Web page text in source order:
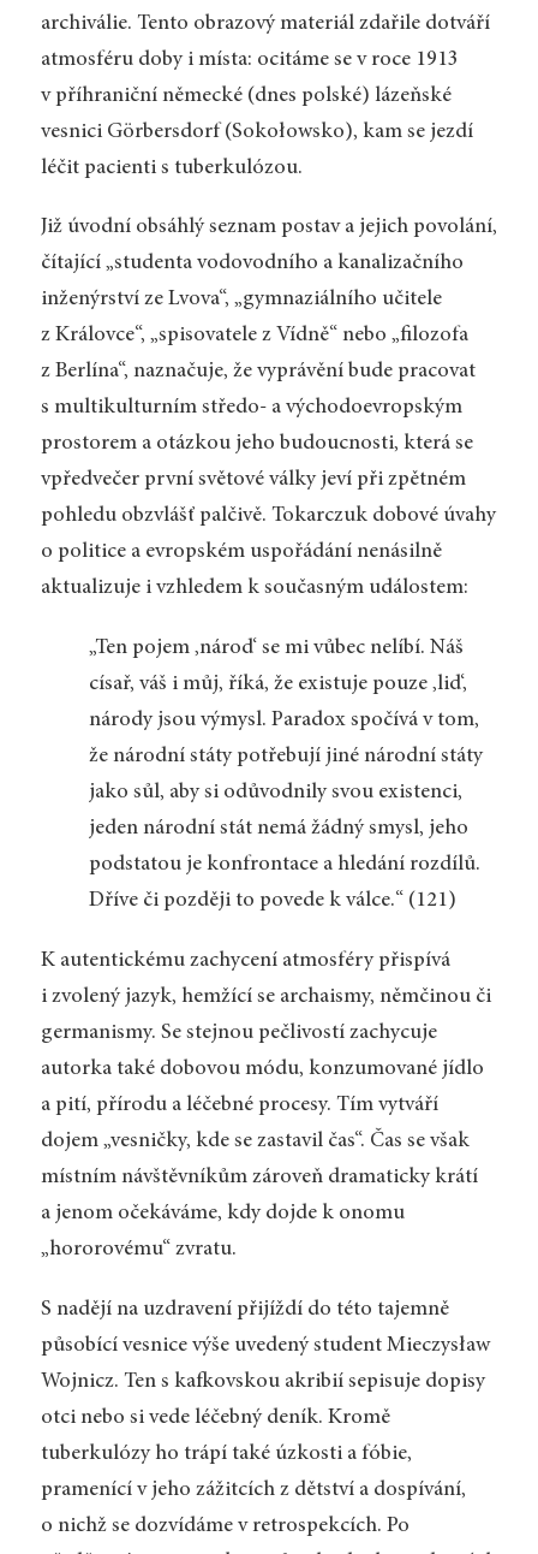
archiválie. Tento obrazový materiál zdařile dotváří
atmosféru doby i místa: ocitáme se v roce 1913
v příhraniční německé (dnes polské) lázeňské
vesnici Görbersdorf (Sokołowsko), kam se jezdí
léčit pacienti s tuberkulózou.
Již úvodní obsáhlý seznam postav a jejich povolání,
čítající „studenta vodovodního a kanalizačního
inženýrství ze Lvova“, „gymnaziálního učitele
z Královce“, „spisovatele z Vídně“ nebo „filozofa
z Berlína“, naznačuje, že vyprávění bude pracovat
s multikulturním středo- a východoevropským
prostorem a otázkou jeho budoucnosti, která se
vpředvečer první světové války jeví při zpětném
pohledu obzvlášť palčivě. Tokarczuk dobové úvahy
o politice a evropském uspořádání nenásilně
aktualizuje i vzhledem k současným událostem:
„Ten pojem ‚národ‘ se mi vůbec nelíbí. Náš
císař, váš i můj, říká, že existuje pouze ‚lid‘,
národy jsou výmysl. Paradox spočívá v tom,
že národní státy potřebují jiné národní státy
jako sůl, aby si odůvodnily svou existenci,
jeden národní stát nemá žádný smysl, jeho
podstatou je konfrontace a hledání rozdílů.
Dříve či později to povede k válce.“ (121)
K autentickému zachycení atmosféry přispívá
i zvolený jazyk, hemžící se archaismy, němčinou či
germanismy. Se stejnou pečlivostí zachycuje
autorka také dobovou módu, konzumované jídlo
a pití, přírodu a léčebné procesy. Tím vytváří
dojem „vesničky, kde se zastavil čas“. Čas se však
místním návštěvníkům zároveň dramaticky krátí
a jenom očekáváme, kdy dojde k onomu
„hororovému“ zvratu.
S nadějí na uzdravení přijíždí do této tajemně
působící vesnice výše uvedený student Mieczysław
Wojnicz. Ten s kafkovskou akribií sepisuje dopisy
otci nebo si vede léčebný deník. Kromě
tuberkulózy ho trápí také úzkosti a fóbie,
pramenící v jeho zážitcích z dětství a dospívání,
o nichž se dozvídáme v retrospekcích. Po